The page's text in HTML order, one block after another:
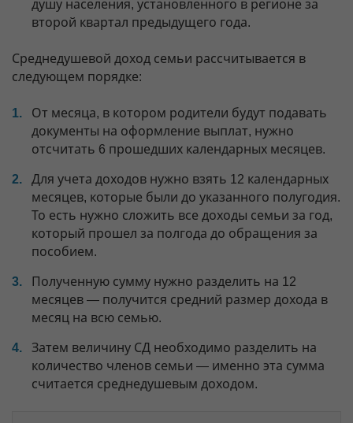
душу населения, установленного в регионе за
второй квартал предыдущего года.
Среднедушевой доход семьи рассчитывается в
следующем порядке:
От месяца, в котором родители будут подавать
документы на оформление выплат, нужно
отсчитать 6 прошедших календарных месяцев.
Для учета доходов нужно взять 12 календарных
месяцев, которые были до указанного полугодия.
То есть нужно сложить все доходы семьи за год,
который прошел за полгода до обращения за
пособием.
Полученную сумму нужно разделить на 12
месяцев — получится средний размер дохода в
месяц на всю семью.
Затем величину СД необходимо разделить на
количество членов семьи — именно эта сумма
считается среднедушевым доходом.